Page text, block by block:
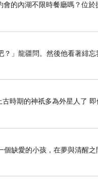
的內湖不限時餐廳嗎？位
」龍疆問。然後他看著緋
時期的神祇多為外星人了
缺愛的小孩，在夢與清醒